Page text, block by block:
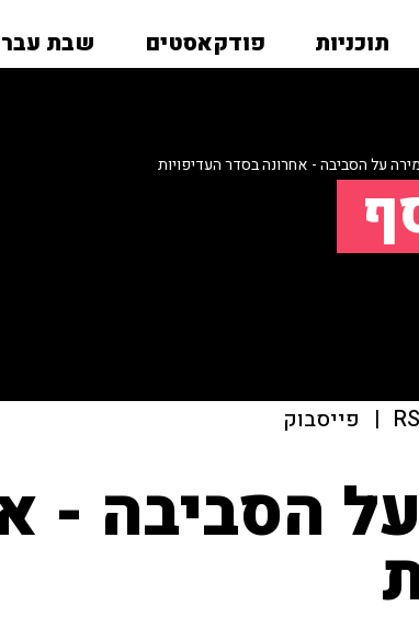
תוכניות פודקאסטים שבת
על הסביבה - אחרונה בסדר העדיפויות
| פייסבוק
הסביבה -